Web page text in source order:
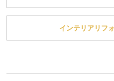
インテリアリフ